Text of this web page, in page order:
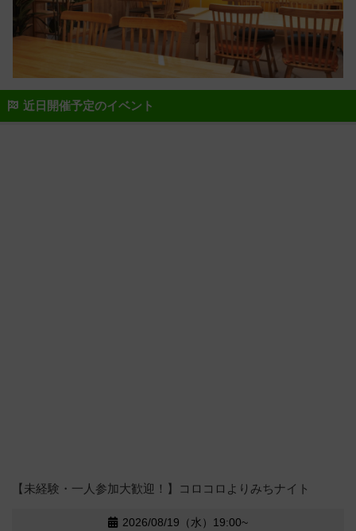
近日開催予定のイベント
【未経験・一人参加大歓迎！】コロコロよりみちナイト
2026/08/19（水）19:00~